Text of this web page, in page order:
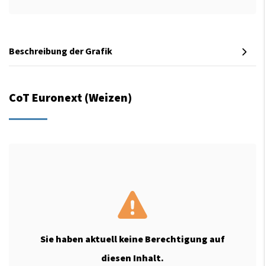
Beschreibung der Grafik
CoT Euronext (Weizen)
Sie haben aktuell keine Berechtigung auf
diesen Inhalt.